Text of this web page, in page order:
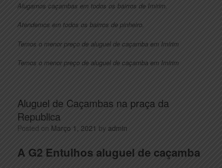
Alugamos caçambas em todos os bairros de Imirim.
Atendemos em todos os bairros de pinheiro.
Temos o menor preço de aluguel de caçamba em Imirim
Temos o menor preço de aluguel de caçamba em Imirim
Aluguel de Caçambas na praça da
Republica
Posted on Março 1, 2021 by admin
A G2 Entulhos aluguel de caçamba